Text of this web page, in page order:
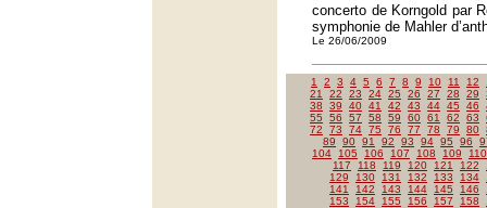
concerto de Korngold par
symphonie de Mahler
Le 26/06/2009
1 2 3 4 5 6 7 8 9 10 11 12
21
22 23 24 25 26 27 28 29
38
39 40 41 42 43 44 45 46
55
56 57 58 59 60 61 62 63
72
73 74 75 76 77 78 79 80
89
90 91 92 93 94 95 96
104
105 106 107 108 109
110
117
118 119 120 121 122
129
130 131 132 133 134
141
142 143 144 145 146
153
154 155 156 157 158